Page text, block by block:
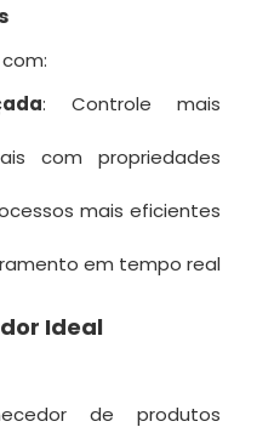
: Controle mais
com propriedades
mais eficientes
em tempo real
Ideal
de produtos